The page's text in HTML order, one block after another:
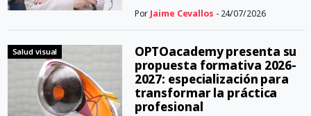
Por Jaime Cevallos - 24/07/2026
Salud visual
OPTOacademy presenta su
propuesta formativa 2026-
2027: especialización para
transformar la práctica
profesional